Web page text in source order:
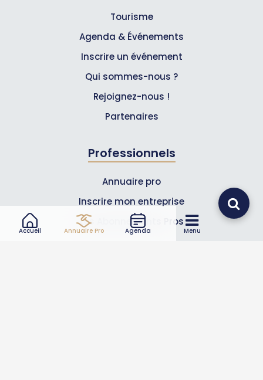
Accueil Annuaire Pro Agenda Menu
Tourisme
Agenda & Événements
Inscrire un événement
Qui sommes-nous ?
Rejoignez-nous !
Partenaires
Professionnels
Annuaire pro
Inscrire mon entreprise
Les Abonnements Pros